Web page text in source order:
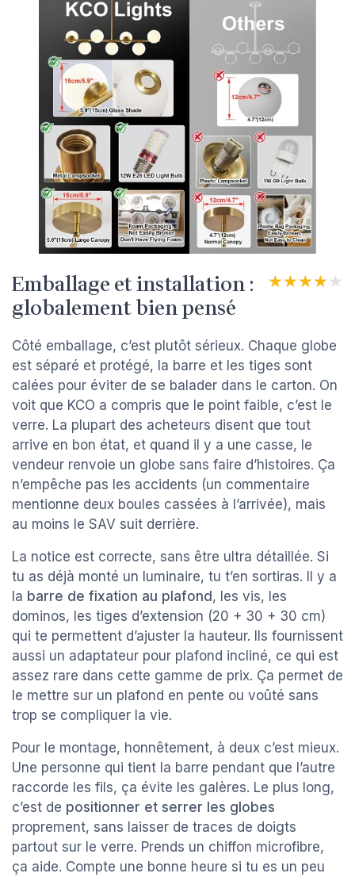
Emballage et installation :
globalement bien pensé
★★★★★
★★★★★
Côté emballage, c’est plutôt sérieux. Chaque globe
est séparé et protégé, la barre et les tiges sont
calées pour éviter de se balader dans le carton. On
voit que KCO a compris que le point faible, c’est le
verre. La plupart des acheteurs disent que tout
arrive en bon état, et quand il y a une casse, le
vendeur renvoie un globe sans faire d’histoires. Ça
n’empêche pas les accidents (un commentaire
mentionne deux boules cassées à l’arrivée), mais
au moins le SAV suit derrière.
La notice est correcte, sans être ultra détaillée. Si
tu as déjà monté un luminaire, tu t’en sortiras. Il y a
la barre de fixation au plafond, les vis, les
dominos, les tiges d’extension (20 + 30 + 30 cm)
qui te permettent d’ajuster la hauteur. Ils fournissent
aussi un adaptateur pour plafond incliné, ce qui est
assez rare dans cette gamme de prix. Ça permet de
le mettre sur un plafond en pente ou voûté sans
trop se compliquer la vie.
Pour le montage, honnêtement, à deux c’est mieux.
Une personne qui tient la barre pendant que l’autre
raccorde les fils, ça évite les galères. Le plus long,
c’est de positionner et serrer les globes
proprement, sans laisser de traces de doigts
partout sur le verre. Prends un chiffon microfibre,
ça aide. Compte une bonne heure si tu es un peu